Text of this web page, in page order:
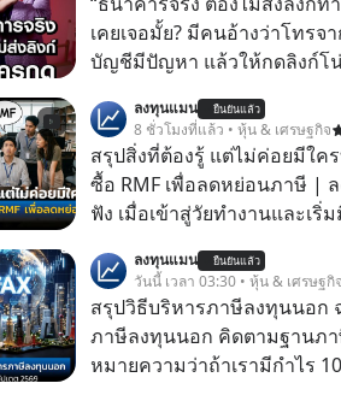
เคยเจอมั้ย? มีคนอ้างว่าโทรจ
บัญชีมีปัญหา แล้วให้กดลิงก์โ
หลอกลวงในคราบความน่าเชื่อถือกัน
กลโกง #ป้าเก๋าเล่ากลโกง
อย่างยั่งยืน #CyberSecurity #
#FraudEducation
ลงทุนแมน ยืนยันแล้ว
8 ชั่วโมงที่แล้ว • หุ้น & เศรษฐกิจ
สรุปสิ่งที่ต้องรู้ แต่ไม่ค่อยมีใค
ซื้อ RMF เพื่อลดหย่อนภาษี |
ฟัง เมื่อเข้าสู่วัยทำงานและเริ่
เพราะนอกจากจะช่วยลดหย่อน
โอกาสในการสร้างความมั่งคั่งระยะ
นักที่จะลงลึกว่า ถ้าลงทุนใน RMF ควรรู้ อะไ
ควรดู ตรงไหน ทำอย่างไร ถึงจ
ลงทุนแมน ยืนยันแล้ว
วันนี้ เวลา 03:30 • หุ้น & เศรษฐกิจ
สรุปวิธีบริหารภาษีลงทุนนอก
ภาษีลงทุนนอก คิดตามฐานภ
หมายความว่าถ้าเรามีกำไร